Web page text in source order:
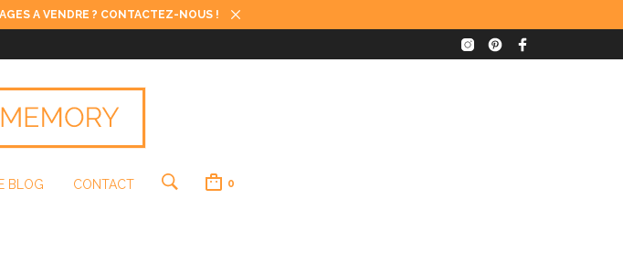
A VENDRE ? CONTACTEZ-NOUS !
BLOG CONTACT 0